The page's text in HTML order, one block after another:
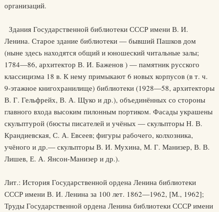
организаций.
Здания Государственной библиотеки СССР имени В. И.
Ленина. Старое здание библиотеки — бывший Пашков дом
(ныне здесь находятся общий и юношеский читальные залы;
1784—86, архитектор В. И. Баженов ) — памятник русского
классицизма 18 в. К нему примыкают 6 новых корпусов (в т. ч.
9-этажное книгохранилище) библиотеки (1928—58, архитекторы
В. Г. Гельфрейх, В. А. Щуко и др.), объединённых со стороны
главного входа высоким пилонным портиком. Фасады украшены
скульптурой (бюсты писателей и учёных — скульпторы Н. В.
Крандиевская, С. А. Евсеев; фигуры рабочего, колхозника,
учёного и др.— скульпторы В. И. Мухина, М. Г. Манизер, В. В.
Лишев, Е. А. Янсон-Манизер и др.).
Лит.: История Государственной ордена Ленина библиотеки
СССР имени В. И. Ленина за 100 лет. 1862—1962, [М., 1962];
Труды Государственной ордена Ленина библиотеки СССР имени